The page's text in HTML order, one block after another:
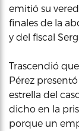
emitió su
finales de la
y del fiscal
Trascendió
Pérez
estrella del
dicho en la
porque un